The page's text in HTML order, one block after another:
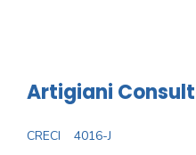
Artigiani
CRECI
4016-J